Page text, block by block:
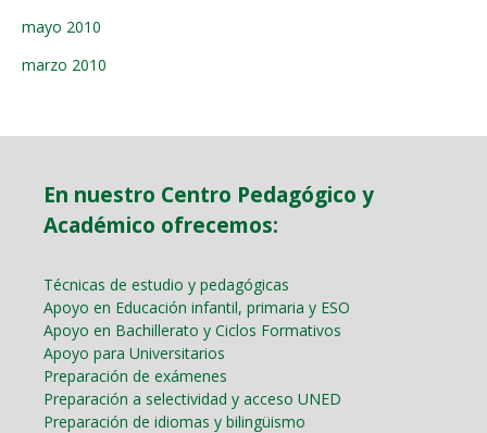
mayo 2010
marzo 2010
En nuestro Centro Pedagógico y
Académico ofrecemos:
Técnicas de estudio y pedagógicas
Apoyo en Educación infantil, primaria y ESO
Apoyo en Bachillerato y Ciclos Formativos
Apoyo para Universitarios
Preparación de exámenes
Preparación a selectividad y acceso UNED
Preparación de idiomas y bilingüismo